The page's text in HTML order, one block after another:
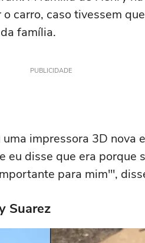
carro, caso tivessem
família.
PUBLICIDADE
impressora 3D nova
eu disse que era porque
para mim'",
Suarez